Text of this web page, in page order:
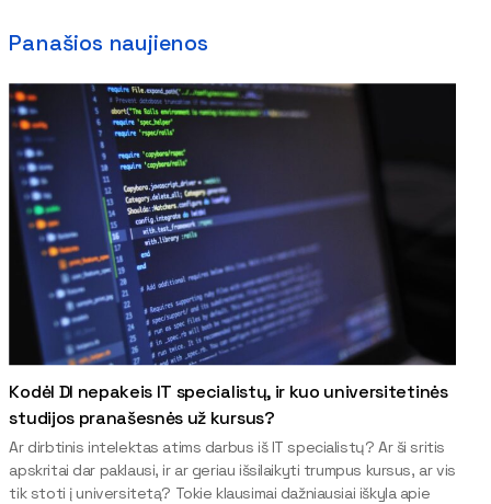
Panašios naujienos
Kodėl DI nepakeis IT specialistų, ir kuo universitetinės
studijos pranašesnės už kursus?
Ar dirbtinis intelektas atims darbus iš IT specialistų? Ar ši sritis
apskritai dar paklausi, ir ar geriau išsilaikyti trumpus kursus, ar vis
tik stoti į universitetą? Tokie klausimai dažniausiai iškyla apie